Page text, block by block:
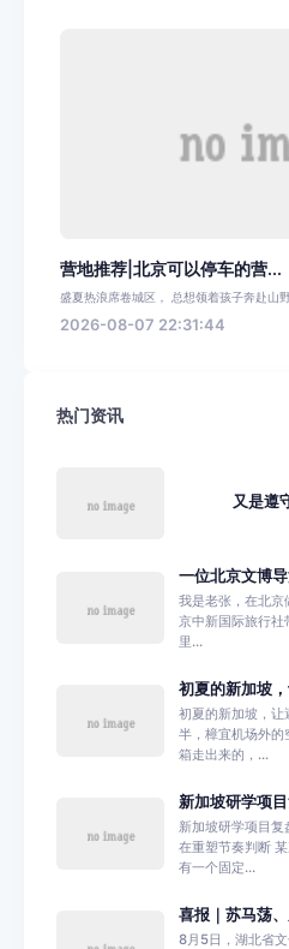
营地推荐|北京可以停车的营...
盛夏热浪席卷城区， 总想领着孩子奔赴山
2026-08-07 22:31:44
热门资讯
又是遵
一位北京文博
我是老张，在北京
京中新国际旅行
里...
初夏的新加坡
初夏的新加坡，让
半，樟宜机场外的
箱走出来的，...
新加坡研学项
新加坡研学项目
在重塑节奏判断
有一个固定...
喜报｜苏马荡
8月5日，湖北省